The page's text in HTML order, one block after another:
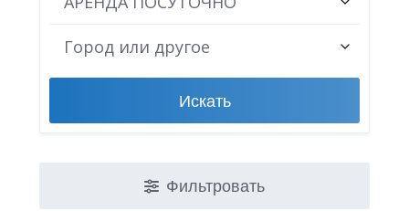
Город или другое
Искать
Фильтровать